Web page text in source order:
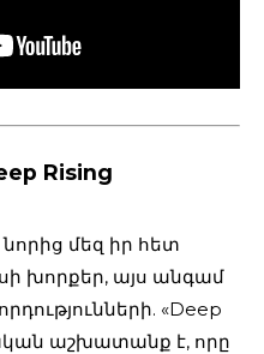
Rising
մեզ իր հետ
խորքեր, այս անգամ
«Deep
աշխատանք է, որը